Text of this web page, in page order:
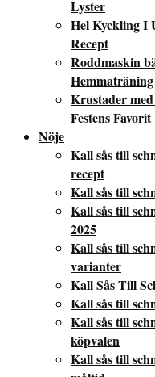
Lyster
Hel Kyckling I
Recept
Roddmaskin
Hemmaträning
Krustader
Festens Favorit
Nöje
Kall sås till
recept
Kall sås till
Kall sås till
2025
Kall sås till
varianter
Kall Sås Till
Kall sås till
Kall sås till
köpvalen
Kall sås till